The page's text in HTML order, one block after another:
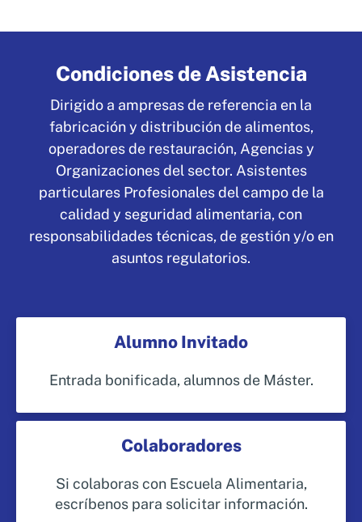
Condiciones de Asistencia
Dirigido a ampresas de referencia en la
fabricación y distribución de alimentos,
operadores de restauración, Agencias y
Organizaciones del sector. Asistentes
particulares Profesionales del campo de la
calidad y seguridad alimentaria, con
responsabilidades técnicas, de gestión y/o en
asuntos regulatorios.
Alumno Invitado
Entrada bonificada, alumnos de Máster.
Colaboradores
Si colaboras con Escuela Alimentaria,
escríbenos para solicitar información.